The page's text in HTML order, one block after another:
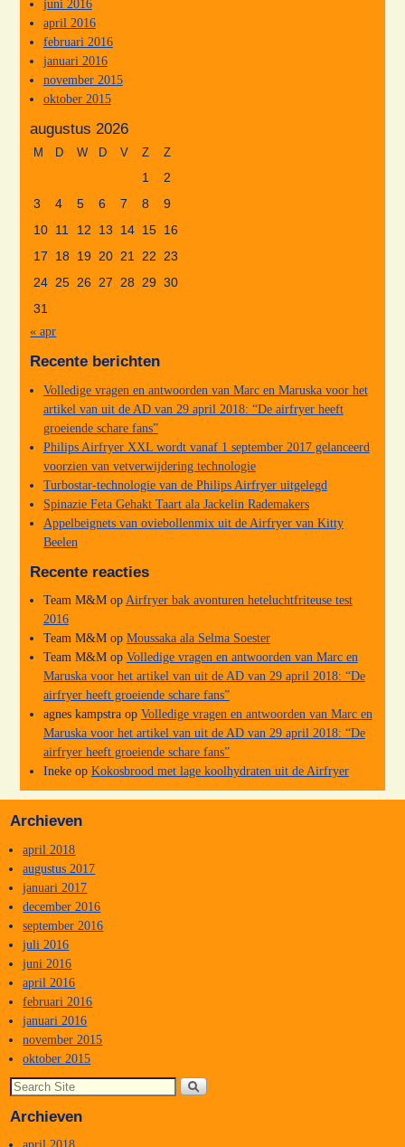
juni 2016
april 2016
februari 2016
januari 2016
november 2015
oktober 2015
augustus 2026
M D W D V Z Z
1
2
3
4 5 6 7 8
9
10 11 12 13 14 15 16
17
18 19 20 21 22 23
24 25 26 27 28 29 30
31
« apr
Recente berichten
Volledige vragen en antwoorden van Marc en Maruska voor het
artikel van uit de AD van 29 april 2018: “De airfryer heeft
groeiende schare fans”
Philips Airfryer XXL wordt vanaf 1 september 2017 gelanceerd
voorzien van vetverwijdering technologie
Turbostar-technologie van de Philips Airfryer uitgelegd
Spinazie Feta Gehakt Taart ala Jackelin Rademakers
Appelbeignets van oviebollenmix uit de Airfryer van Kitty
Beelen
Recente reacties
Team M&MopAirfryer bak avonturen heteluchtfriteuse test
2016
Team M&Mop Moussaka ala Selma Soester
Team M&Mop Volledige vragen en antwoorden van Marc en
Maruska voor het artikel van uit de AD van 29 april 2018: “De
airfryer heeft groeiende schare fans”
agnes kampstraop Volledige vragen en antwoorden van Marc en
Maruska voor het artikel van uit de AD van 29 april 2018: “De
airfryer heeft groeiende schare fans”
Inekeop Kokosbrood met lage koolhydraten uit de Airfryer
Archieven
april 2018
augustus 2017
januari 2017
december 2016
september 2016
juli 2016
juni 2016
april 2016
februari 2016
januari 2016
november 2015
oktober 2015
Archieven